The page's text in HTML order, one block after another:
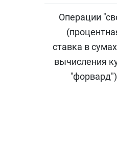
Операции
ставка в
вычисления
"форвард")